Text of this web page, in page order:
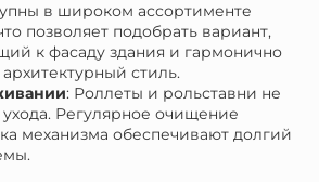
в широком ассортименте
позволяет подобрать вариант,
к фасаду здания и гармонично
стиль.
: Роллеты и рольставни не
Регулярное очищение
механизма обеспечивают долгий